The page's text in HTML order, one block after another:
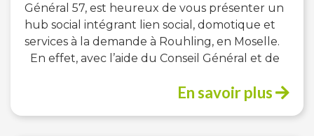
Général 57, est heureux de vous présenter un
hub social intégrant lien social, domotique et
services à la demande à Rouhling, en Moselle.
En effet, avec l’aide du Conseil Général et de
En savoir plus